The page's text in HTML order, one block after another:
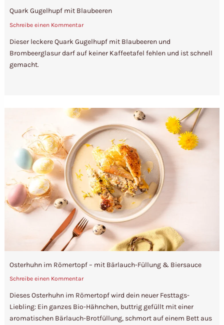
Quark Gugelhupf mit Blaubeeren
Schreibe einen Kommentar
Dieser leckere Quark Gugelhupf mit Blaubeeren und
Brombeerglasur darf auf keiner Kaffeetafel fehlen und ist schnell
gemacht.
Osterhuhn im Römertopf – mit Bärlauch-Füllung & Biersauce
Schreibe einen Kommentar
Dieses Osterhuhn im Römertopf wird dein neuer Festtags-
Liebling: Ein ganzes Bio-Hähnchen, buttrig gefüllt mit einer
aromatischen Bärlauch-Brotfüllung, schmort auf einem Bett aus